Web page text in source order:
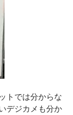
トでは分からな
デジカメも分か